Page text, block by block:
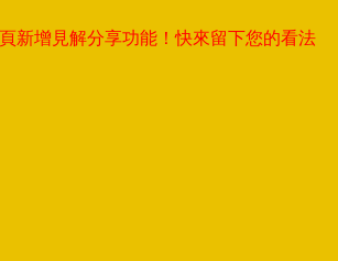
解分享功能！快來留下您的看法，與全